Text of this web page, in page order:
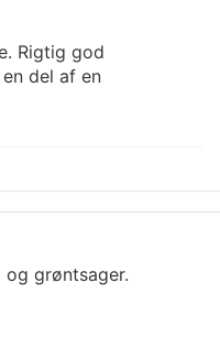
Rigtig god
del af en
grøntsager.